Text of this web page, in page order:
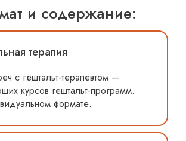
и содержание:
терапия
с гештальт-терапевтом —
курсов гештальт-программ.
формате.